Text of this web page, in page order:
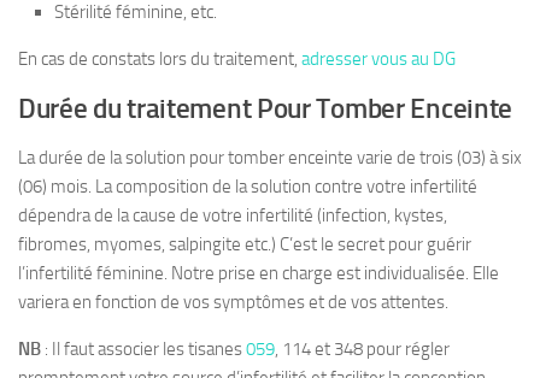
Stérilité féminine, etc.
En cas de constats lors du traitement, adresser vous au DG
Durée du traitement Pour Tomber Enceinte
La durée de la solution pour tomber enceinte varie de trois (03) à six
(06) mois. La composition de la solution contre votre infertilité
dépendra de la cause de votre infertilité (infection, kystes,
fibromes, myomes, salpingite etc.) C’est le secret pour guérir
l’infertilité féminine. Notre prise en charge est individualisée. Elle
variera en fonction de vos symptômes et de vos attentes.
NB : Il faut associer les tisanes059, 114 et 348 pour régler